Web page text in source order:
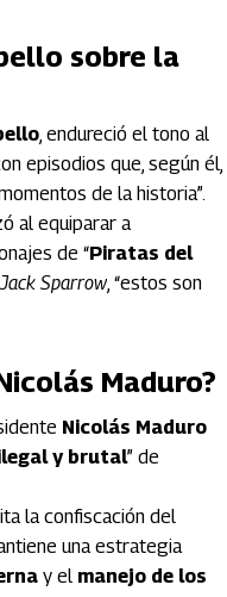
sobre la
, endureció el tono al
episodios que, según él,
de la historia”.
al equiparar a
de “Piratas del
Jack Sparrow, “estos son
Maduro?
Nicolás Maduro
y brutal” de
la confiscación del
una estrategia
y el manejo de los